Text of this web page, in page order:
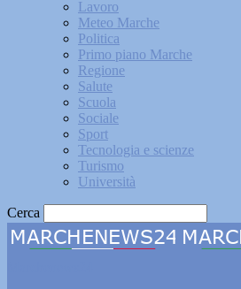
Lavoro
Meteo Marche
Politica
Primo piano Marche
Regione
Salute
Scuola
Sociale
Sport
Tecnologia e scienze
Turismo
Università
Cerca